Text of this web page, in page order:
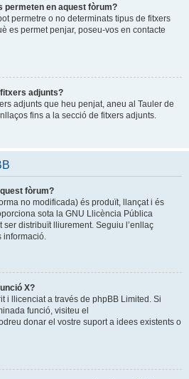
permeten en aquest fòrum?
permetre o no determinats tipus de fitxers
es permet penjar, poseu-vos en contacte
adjunts?
adjunts que heu penjat, aneu al Tauler de
fins a la secció de fitxers adjunts.
fòrum?
no modificada) és produït, llançat i és
sota la GNU Llicència Pública
distribuït lliurement. Seguiu l’enllaç
informació.
X?
i llicenciat a través de phpBB Limited. Si
funció, visiteu el
donar el vostre suport a idees existents o